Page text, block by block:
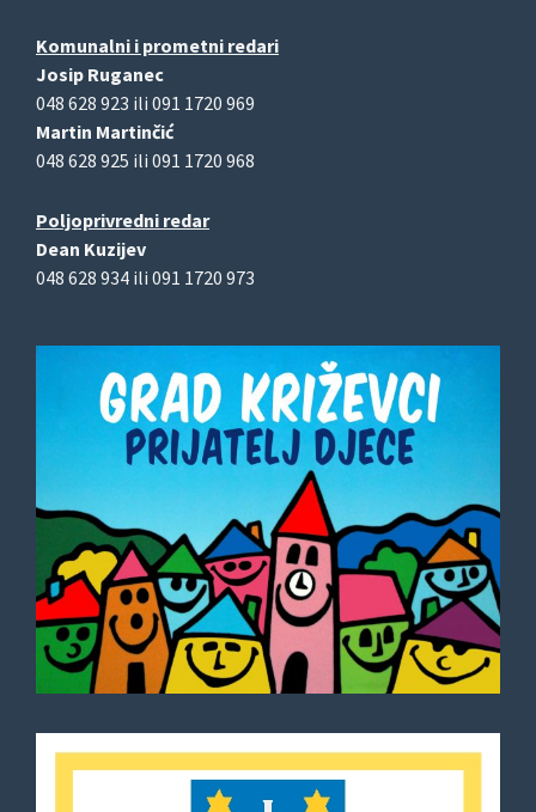
Komunalni i prometni redari
Josip Ruganec
048 628 923 ili 091 1720 969
Martin Martinčić
048 628 925 ili 091 1720 968
Poljoprivredni redar
Dean Kuzijev
048 628 934 ili 091 1720 973